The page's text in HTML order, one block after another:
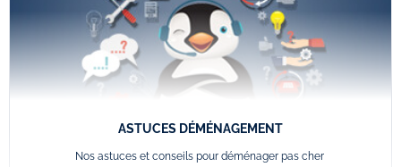
ASTUCES DÉMÉNAGEMENT
Nos astuces et conseils pour déménager pas cher